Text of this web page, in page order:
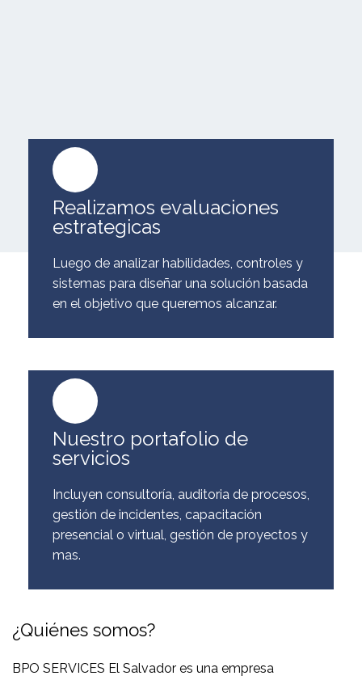
Realizamos evaluaciones
estrategicas
Luego de analizar habilidades, controles y
sistemas para diseñar una solución basada
en el objetivo que queremos alcanzar.
Nuestro portafolio de
servicios
Incluyen consultoría, auditoria de procesos,
gestión de incidentes, capacitación
presencial o virtual, gestión de proyectos y
mas.
¿Quiénes somos?
BPO SERVICES El Salvador es una empresa